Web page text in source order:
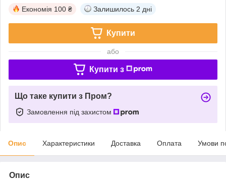
Економія 100 ₴ Залишилось 2 дні
Купити
або
Купити з
Що таке купити з Пром?
Замовлення під захистом
Опис Характеристики Доставка Оплата Умови
Опис